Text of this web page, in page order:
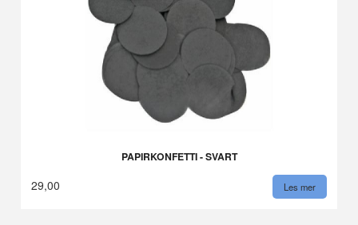
PAPIRKONFETTI - SVART
29,00 Les mer